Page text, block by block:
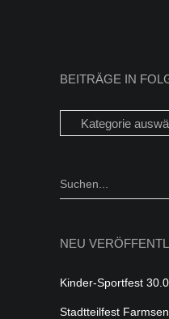
BEITRÄGE IN
Beiträge
in
Kategorien
Search
NEU
Kinder-Sportfest
Stadtteilfest